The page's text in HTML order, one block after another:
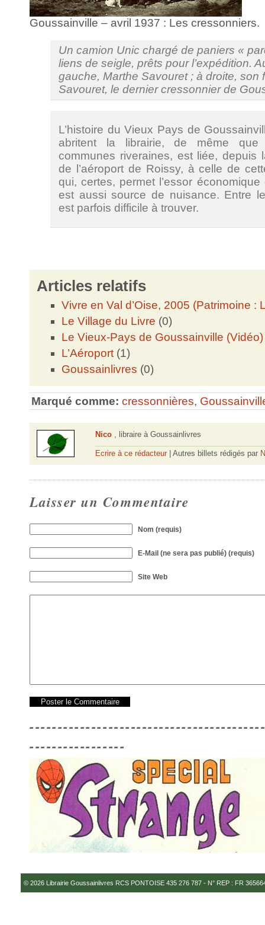
Goussainville – avril 1937 : Les cressonniers.
Un camion Unic chargé de paniers «
liens de seigle, prêts pour l’expédition.
gauche, Marthe Savouret ; à droite, son
Savouret, le dernier cressonnier de
L’histoire du Vieux Pays de
abritent la librairie, de même
communes riveraines, est liée, depuis
de l’aéroport de Roissy, à celle de
qui, certes, permet l’essor
est aussi source de nuisance. Entre
est parfois difficile à trouver.
Articles relatifs
Vivre en Val d’Oise, 2005 (Patrimoine :
Le Village du Livre (0)
Le Vieux-Pays de Goussainville (Vidéo)
L’Aéroport (1)
Goussainlivres (0)
Marqué comme: cressonnières,
Nico , libraire à Goussainlivres
Ecrire à ce rédacteur | Autres billets rédigés par
Laisser un Commentaire
Nom (requis)
E-Mail (ne sera pas publié) (requis)
Site Web
-----------------
© 2026 Librairie Goussainlivres RCS PONTOISE 435 276 787 - N° REP : FR